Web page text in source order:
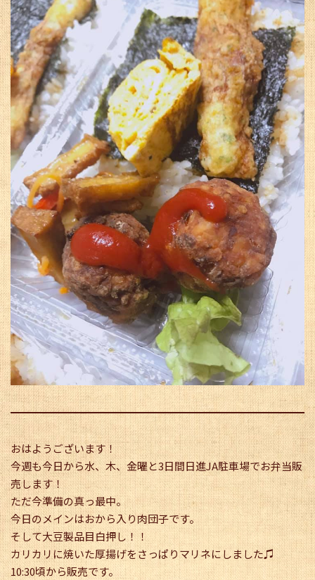
おはようございます！
今週も今日から水、木、金曜と3日間日進JA駐車場でお弁当販
売します！
ただ今準備の真っ最中。
今日のメインはおから入り肉団子です。
そして大豆製品目白押し！！
カリカリに焼いた厚揚げをさっぱりマリネにしました♫
10:30頃から販売です。